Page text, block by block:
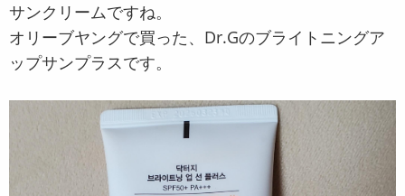
サンクリームですね。
オリーブヤングで買った、Dr.Gのブライトニングア
ップサンプラスです。